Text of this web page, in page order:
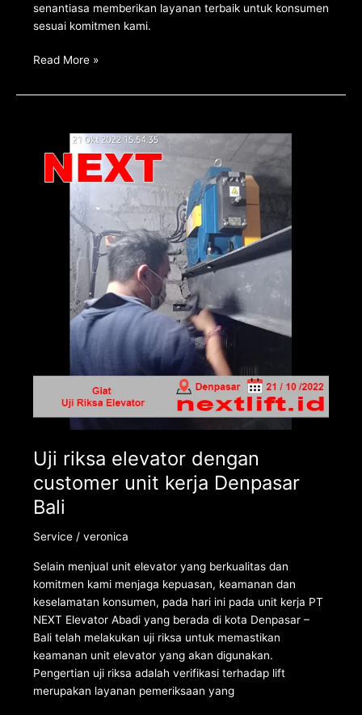
senantiasa memberikan layanan terbaik untuk konsumen
sesuai komitmen kami.
Read More »
Uji riksa elevator dengan
customer unit kerja Denpasar
Bali
Service/ veronica
Selain menjual unit elevator yang berkualitas dan
komitmen kami menjaga kepuasan, keamanan dan
keselamatan konsumen, pada hari ini pada unit kerja PT
NEXT Elevator Abadi yang berada di kota Denpasar –
Bali telah melakukan uji riksa untuk memastikan
keamanan unit elevator yang akan digunakan.
Pengertian uji riksa adalah verifikasi terhadap lift
merupakan layanan pemeriksaan yang
riksa
elevator
dengan
customer
Denpasar